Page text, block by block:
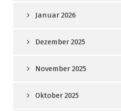
Januar 2026
Dezember 2025
November 2025
Oktober 2025